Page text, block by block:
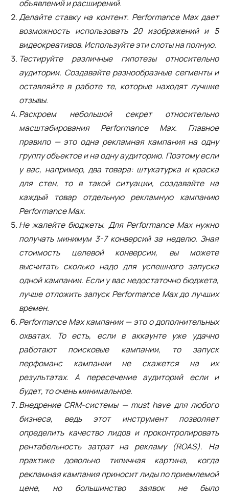
объявлений и расширений.
Делайте ставку на контент. Performance Max дает
возможность использовать 20 изображений и 5
видеокреативов. Используйте эти слоты на полную.
Тестируйте различные гипотезы относительно
аудитории. Создавайте разнообразные сегменты и
оставляйте в работе те, которые находят лучшие
отзывы.
Раскроем небольшой секрет относительно
масштабирования Performance Max. Главное
правило — это одна рекламная кампания на одну
группу объектов и на одну аудиторию. Поэтому если
у вас, например, два товара: штукатурка и краска
для стен, то в такой ситуации, создавайте на
каждый товар отдельную рекламную кампанию
Performance Max.
Не жалейте бюджеты. Для Performance Max нужно
получать минимум 3-7 конверсий за неделю. Зная
стоимость целевой конверсии, вы можете
высчитать сколько надо для успешного запуска
одной кампании. Если у вас недостаточно бюджета,
лучше отложить запуск Performance Max до лучших
времен.
Performance Max кампании — это о дополнительных
охватах. То есть, если в аккаунте уже удачно
работают поисковые кампании, то запуск
перфоманс кампании не скажется на их
результатах. А пересечение аудиторий если и
будет, то очень минимальное.
Внедрение CRM-системы — must have для любого
бизнеса, ведь этот инструмент позволяет
определить качество лидов и проконтролировать
рентабельность затрат на рекламу (ROAS). На
практике довольно типичная картина, когда
рекламная кампания приносит лиды по приемлемой
цене, но большинство заявок не было